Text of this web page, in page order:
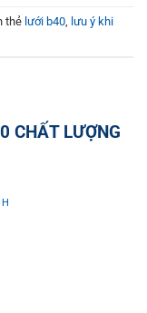
thẻ lưới b40 lưu ý khi
CHẤT LƯỢNG